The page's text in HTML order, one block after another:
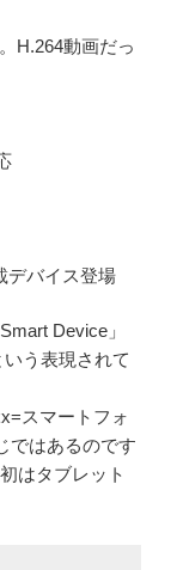
H.264動画だっ
デバイス登場
Device」
う表現されて
スマートフォ
ではあるのです
はタブレット